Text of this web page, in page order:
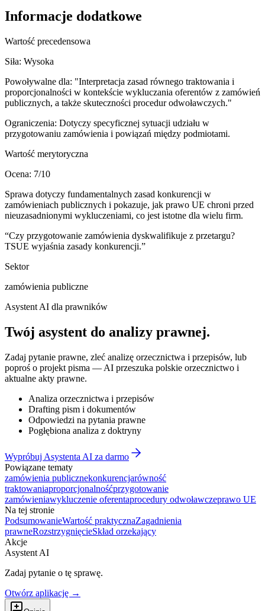
Informacje dodatkowe
Wartość precedensowa
Siła: Wysoka
Powoływalne dla: "Interpretacja zasad równego traktowania i
proporcjonalności w kontekście wykluczania oferentów z zamówień
publicznych, a także skuteczności procedur odwoławczych."
Ograniczenia: Dotyczy specyficznej sytuacji udziału w
przygotowaniu zamówienia i powiązań między podmiotami.
Wartość merytoryczna
Ocena: 7/10
Sprawa dotyczy fundamentalnych zasad konkurencji w
zamówieniach publicznych i pokazuje, jak prawo UE chroni przed
nieuzasadnionymi wykluczeniami, co jest istotne dla wielu firm.
“Czy przygotowanie zamówienia dyskwalifikuje z przetargu?
TSUE wyjaśnia zasady konkurencji.”
Sektor
zamówienia publiczne
Asystent AI dla prawników
Twój asystent do analizy prawnej.
Zadaj pytanie prawne, zleć analizę orzecznictwa i przepisów, lub
poproś o projekt pisma — AI przeszuka polskie orzecznictwo i
aktualne akty prawne.
Analiza orzecznictwa i przepisów
Drafting pism i dokumentów
Odpowiedzi na pytania prawne
Pogłębiona analiza z doktryny
Wypróbuj Asystenta AI za darmo
Powiązane tematy
zamówienia publicznekonkurencjarówność
traktowaniaproporcjonalnośćprzygotowanie
zamówieniawykluczenie oferentaprocedury odwoławczeprawo UE
Na tej stronie
PodsumowanieWartość praktycznaZagadnienia
prawneRozstrzygnięcieSkład orzekający
Akcje
Asystent AI
Zadaj pytanie o tę sprawę.
Otwórz aplikację →